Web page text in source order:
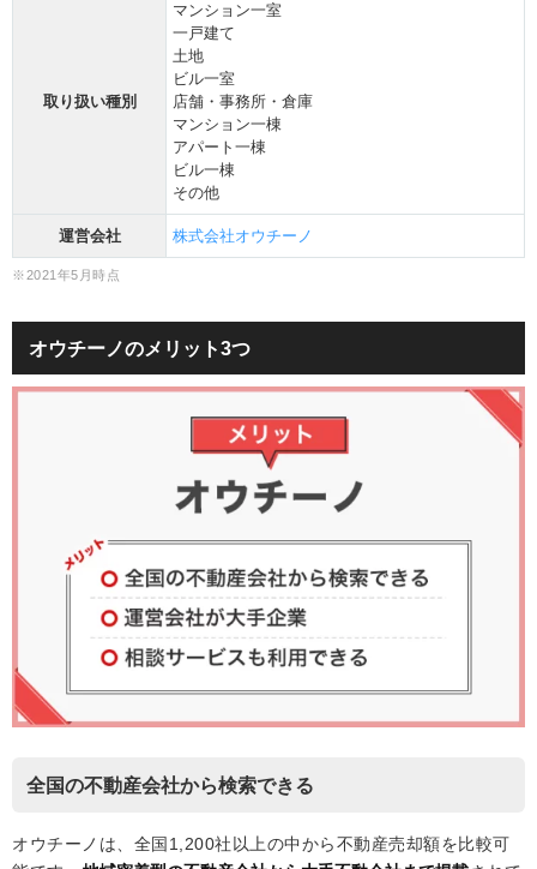
取り扱い種別
マンション一室
一戸建て
土地
ビル一室
店舗・事務所・倉庫
マンション一棟
アパート一棟
ビル一棟
その他
運営会社 株式会社オウチーノ
※2021年5月時点
オウチーノのメリット3つ
全国の不動産会社から検索できる
オウチーノは、全国1,200社以上の中から不動産売却額を比較可